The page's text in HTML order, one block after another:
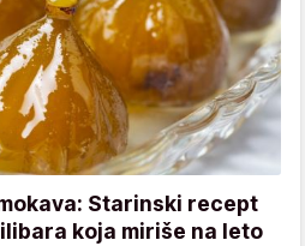
Starinski recept
koja miriše na leto